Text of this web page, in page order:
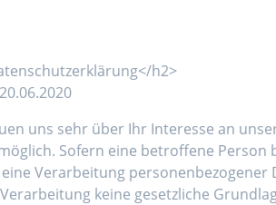
h2>
uns sehr über Ihr Interesse an
Sofern eine betroffene
Verarbeitung
keine gesetzliche